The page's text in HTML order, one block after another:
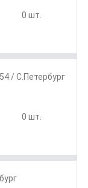
0 шт.
/ С.Петербург
0 шт.